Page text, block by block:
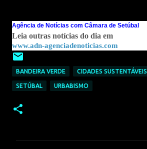
Agência de Notícias com Câmara de Setúbal
Leia outras notícias do dia em
www.adn-agenciadenoticias.com
BANDEIRA VERDE CIDADES SUSTENTÁVEIS
SETÚBAL URBABISMO